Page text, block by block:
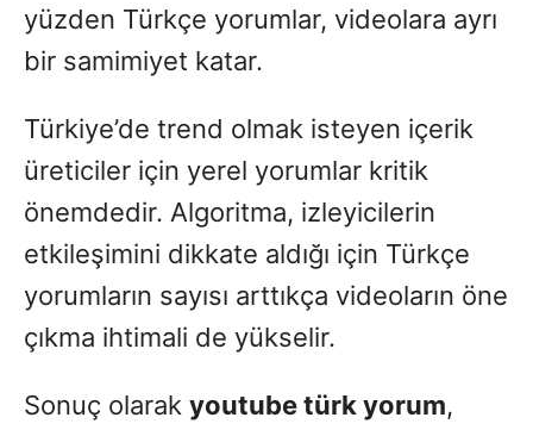
yüzden Türkçe yorumlar, videolara ayrı
bir samimiyet katar.
Türkiye’de trend olmak isteyen içerik
üreticiler için yerel yorumlar kritik
önemdedir. Algoritma, izleyicilerin
etkileşimini dikkate aldığı için Türkçe
yorumların sayısı arttıkça videoların öne
çıkma ihtimali de yükselir.
Sonuç olarak youtube türk yorum,